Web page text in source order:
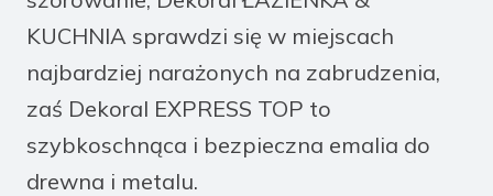
KUCHNIA sprawdzi się w miejscach
najbardziej narażonych na zabrudzenia,
zaś Dekoral EXPRESS TOP to
szybkoschnąca i bezpieczna emalia do
drewna i metalu.